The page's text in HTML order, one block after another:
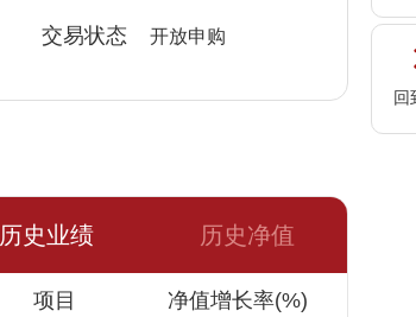
回
交易状态 开放申购
历史业绩
历史净值
项目 净值增长率(%)
净值
累计净